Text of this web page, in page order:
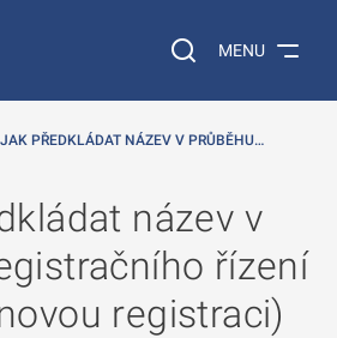
Vyhledávání na
MENU
PŘEDKLÁDAT NÁZEV V PRŮBĚHU…
název v
řízení
registraci)